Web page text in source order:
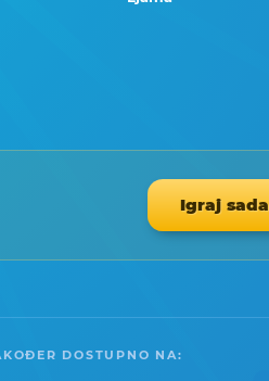
Igraj sada
DOSTUPNO NA: